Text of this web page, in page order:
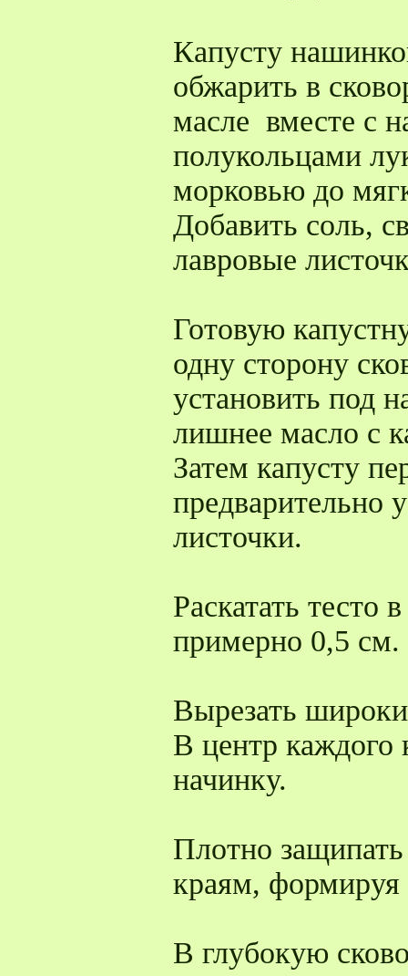
Капусту
обжарить в
масле вместе с
полукольцами
морковью до
Добавить соль,
лавровые
Готовую
одну сторону
установить под
лишнее масло с
Затем капусту
предварительно
листочки.
Раскатать тесто
примерно 0,5 см.
Вырезать
В центр каждого
начинку.
Плотно
краям,
В глубокую